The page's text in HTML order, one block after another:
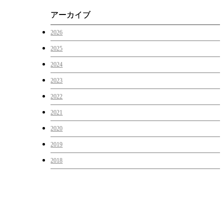
アーカイブ
2026
2025
2024
2023
2022
2021
2020
2019
2018